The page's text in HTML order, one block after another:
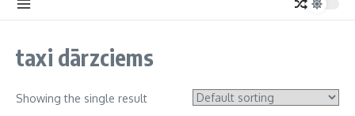
taxi dārzciems
Showing the single result